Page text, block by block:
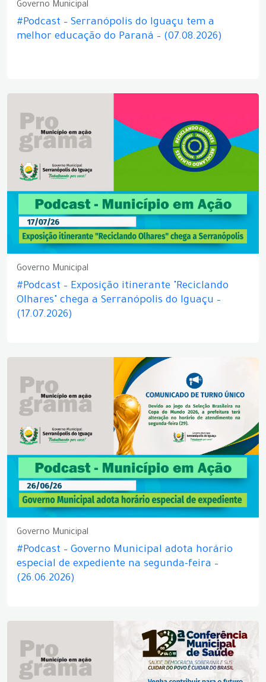
Governo Municipal
#Podcast – Serranópolis do Iguaçu tem a
melhor educação do Paraná – (07.08.2026)
Governo Municipal
#Podcast – Exposição itinerante "Reciclando
Olhares" chega a Serranópolis do Iguaçu –
(17.07.2026)
Governo Municipal
#Podcast – Governo Municipal adota horário
especial de expediente na segunda-feira –
(26.06.2026)